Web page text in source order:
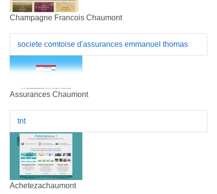
Champagne Francois Chaumont
societe comtoise d'assurances emmanuel thomas
Assurances Chaumont
tnt
Achetezachaumont